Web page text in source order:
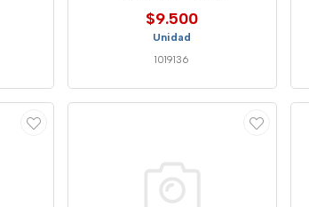
$9.500
Unidad
1019136